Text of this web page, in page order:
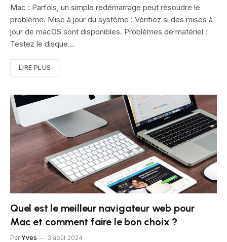
Mac : Parfois, un simple redémarrage peut résoudre le
problème. Mise à jour du système : Vérifiez si des mises à
jour de macOS sont disponibles. Problèmes de matériel :
Testez le disque…
LIRE PLUS
Quel est le meilleur navigateur web pour
Mac et comment faire le bon choix ?
Par Yves 3 août 2024